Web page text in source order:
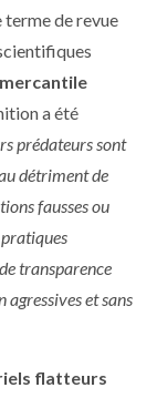
terme de revue
a été
prédateurs sont
détriment de
fausses ou
transparence
et sans
flatteurs